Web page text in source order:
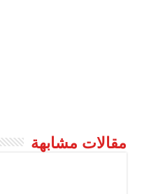
مقالات مشابهة